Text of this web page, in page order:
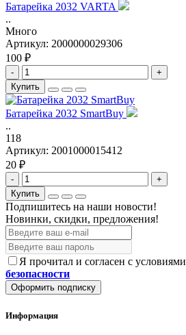
Батарейка 2032 VARTA
..
Много
Артикул: 2000000029306
100 ₽
-
+
Купить
Батарейка 2032 SmartBuy
..
118
Артикул: 2001000015412
20 ₽
-
+
Купить
Подпишитесь на наши новости!
Новинки, скидки, предложения!
Я прочитал и согласен с условиями
безопасности
Оформить подписку
Информация